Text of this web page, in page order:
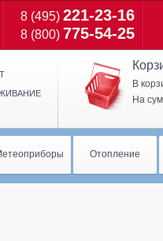
8 (495) 221-23-16
8 (800) 775-54-25
В
На
Отопление